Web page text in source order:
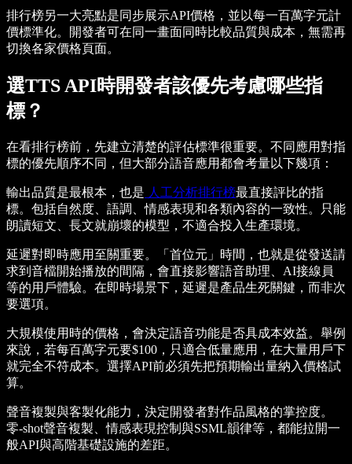
排行榜另一大亮點是同步展示API價格，並以每一百萬字元計
價標準化。開發者可在同一畫面同時比較品質與成本，無需再
切換各家價格頁面。
選TTS API時開發者該優先考慮哪些指
標？
在看排行榜前，先建立清楚的評估標準很重要。不同應用對指
標的優先順序不同，但大部分語音應用都會考量以下幾項：
輸出品質是最根本，也是 人工分析排行榜最直接評比的指
標。包括自然度、語調、情感表現和各類內容的一致性。只能
朗讀短文、長文就崩壞的模型，不適合投入生產環境。
延遲對即時應用至關重要。「首位元」時間，也就是從發送請
求到音檔開始播放的間隔，會直接影響語音助理、AI接線員
等的用戶體驗。在即時場景下，延遲是產品生死關鍵，而非次
要選項。
大規模使用時的價格，會決定語音功能是否具成本效益。舉例
來說，若每百萬字元要$100，只適合低量應用，在大量用戶下
就完全不符成本。選擇API前必須先把預期輸出量納入價格試
算。
聲音複製與客製化能力，決定開發者對作品風格的掌控度。
零-shot聲音複製、情感表現控制與SSML韻律等，都能拉開一
般API與高階基礎設施的差距。